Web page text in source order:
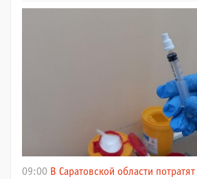
09:00 В Саратовской области